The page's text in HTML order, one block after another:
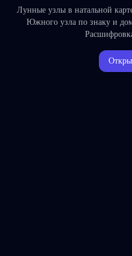
Лунные узлы в натальной
Южного узла по знаку и